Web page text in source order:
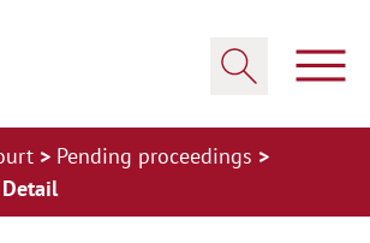
Pending proceedings
Detail